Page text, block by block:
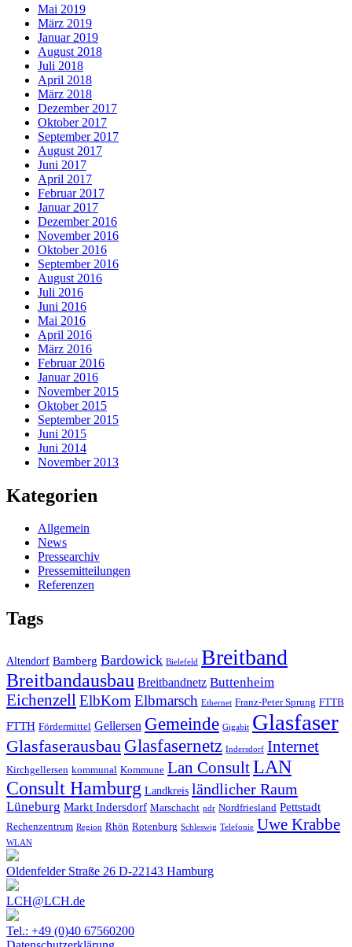
Mai 2019
März 2019
Januar 2019
August 2018
Juli 2018
April 2018
März 2018
Dezember 2017
Oktober 2017
September 2017
August 2017
Juni 2017
April 2017
Februar 2017
Januar 2017
Dezember 2016
November 2016
Oktober 2016
September 2016
August 2016
Juli 2016
Juni 2016
Mai 2016
April 2016
März 2016
Februar 2016
Januar 2016
November 2015
Oktober 2015
September 2015
Juni 2015
Juni 2014
November 2013
Kategorien
Allgemein
News
Pressearchiv
Pressemitteilungen
Referenzen
Tags
Altendorf Bamberg Bardowick Bielefeld Breitband
Breitbandausbau Breitbandnetz Buttenheim
Eichenzell ElbKomElbmarsch Ethernet Franz-Peter Sprung FTTB
FTTH Fördermittel Gellersen Gemeinde Gigabit Glasfaser
Glasfaserausbau Glasfasernetz Indersdorf Internet
Kirchgellersen kommunal Kommune Lan ConsultLAN
Consult Hamburg Landkreis ländlicher Raum
Lüneburg Markt Indersdorf Marschacht ndr Nordfriesland Pettstadt
Rechenzentrum Region Rhön Rotenburg Schleswig Telefonie Uwe Krabbe
WLAN
Oldenfelder Straße 26 D-22143 Hamburg
LCH@LCH.de
Tel.: +49 (0)40 67560200